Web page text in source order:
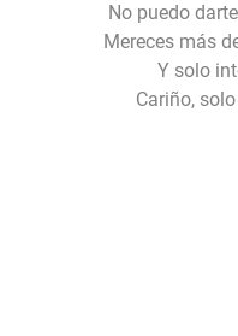
No puedo
Mereces más
Y solo
Cariño,